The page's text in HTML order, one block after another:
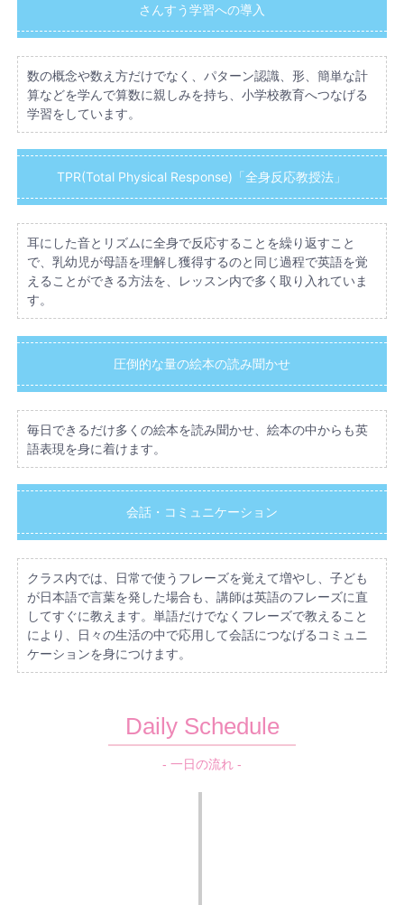
さんすう学習への導入
数の概念や数え方だけでなく、パターン認識、形、簡単な計
算などを学んで算数に親しみを持ち、小学校教育へつなげる
学習をしています。
TPR(Total Physical Response)「全身反応教授法」
耳にした音とリズムに全身で反応することを繰り返すこと
で、乳幼児が母語を理解し獲得するのと同じ過程で英語を覚
えることができる方法を、レッスン内で多く取り入れていま
す。
圧倒的な量の絵本の読み聞かせ
毎日できるだけ多くの絵本を読み聞かせ、絵本の中からも英
語表現を身に着けます。
会話・コミュニケーション
クラス内では、日常で使うフレーズを覚えて増やし、子ども
が日本語で言葉を発した場合も、講師は英語のフレーズに直
してすぐに教えます。単語だけでなくフレーズで教えること
により、日々の生活の中で応用して会話につなげるコミュニ
ケーションを身につけます。
Daily Schedule
- 一日の流れ -